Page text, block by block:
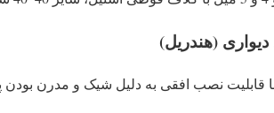
(هندریل)
قابلیت نصب افقی به دلیل شیک و مدرن